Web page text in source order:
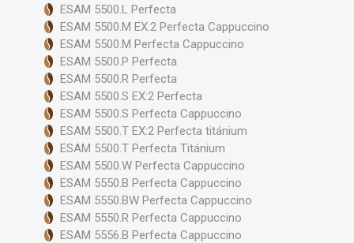
ESAM 5500.L Perfecta
ESAM 5500.M EX:2 Perfecta Cappuccino
ESAM 5500.M Perfecta Cappuccino
ESAM 5500.P Perfecta
ESAM 5500.R Perfecta
ESAM 5500.S EX:2 Perfecta
ESAM 5500.S Perfecta Cappuccino
ESAM 5500.T EX:2 Perfecta titánium
ESAM 5500.T Perfecta Titánium
ESAM 5500.W Perfecta Cappuccino
ESAM 5550.B Perfecta Cappuccino
ESAM 5550.BW Perfecta Cappuccino
ESAM 5550.R Perfecta Cappuccino
ESAM 5556.B Perfecta Cappuccino